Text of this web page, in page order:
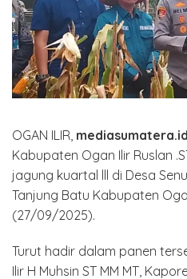
OGAN ILIR, mediasumatera.id
Kabupaten Ogan Ilir Ruslan
jagung kuartal lll di Desa
Tanjung Batu Kabupaten
(27/09/2025).
Turut hadir dalam panen
Ilir H Muhsin ST MM MT,